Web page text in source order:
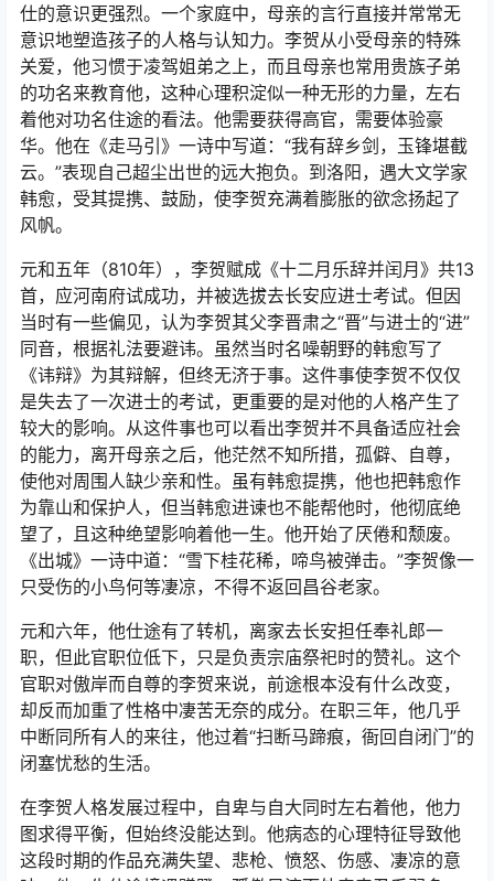
仕的意识更强烈。一个家庭中，母亲的言行直接并常常无
意识地塑造孩子的人格与认知力。李贺从小受母亲的特殊
关爱，他习惯于凌驾姐弟之上，而且母亲也常用贵族子弟
的功名来教育他，这种心理积淀似一种无形的力量，左右
着他对功名住途的看法。他需要获得高官，需要体验豪
华。他在《走马引》一诗中写道：“我有辞乡剑，玉锋堪截
云。”表现自己超尘出世的远大抱负。到洛阳，遇大文学家
韩愈，受其提携、鼓励，使李贺充满着膨胀的欲念扬起了
风帆。
元和五年（810年），李贺赋成《十二月乐辞并闰月》共13
首，应河南府试成功，并被选拔去长安应进士考试。但因
当时有一些偏见，认为李贺其父李晋肃之“晋”与进士的“进”
同音，根据礼法要避讳。虽然当时名噪朝野的韩愈写了
《讳辩》为其辩解，但终无济于事。这件事使李贺不仅仅
是失去了一次进士的考试，更重要的是对他的人格产生了
较大的影响。从这件事也可以看出李贺并不具备适应社会
的能力，离开母亲之后，他茫然不知所措，孤僻、自尊，
使他对周围人缺少亲和性。虽有韩愈提携，他也把韩愈作
为靠山和保护人，但当韩愈进谏也不能帮他时，他彻底绝
望了，且这种绝望影响着他一生。他开始了厌倦和颓废。
《出城》一诗中道：“雪下桂花稀，啼鸟被弹击。”李贺像一
只受伤的小鸟何等凄凉，不得不返回昌谷老家。
元和六年，他仕途有了转机，离家去长安担任奉礼郎一
职，但此官职位低下，只是负责宗庙祭祀时的赞礼。这个
官职对傲岸而自尊的李贺来说，前途根本没有什么改变，
却反而加重了性格中凄苦无奈的成分。在职三年，他几乎
中断同所有人的来往，他过着“扫断马蹄痕，衙回自闭门”的
闭塞忧愁的生活。
在李贺人格发展过程中，自卑与自大同时左右着他，他力
图求得平衡，但始终没能达到。他病态的心理特征导致他
这段时期的作品充满失望、悲枪、愤怒、伤感、凄凉的意